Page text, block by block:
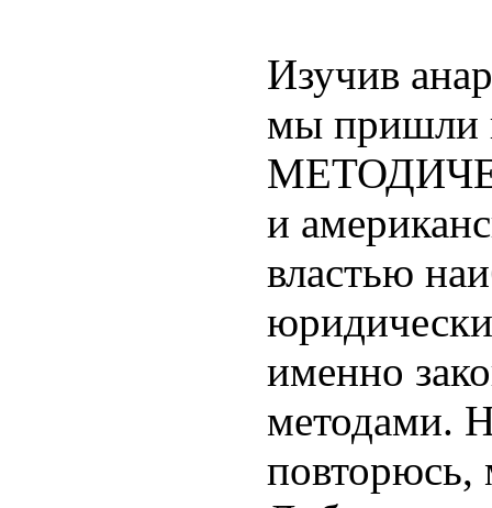
Изучив
мы пришли
и
властью
именно
методами.
повторюсь,